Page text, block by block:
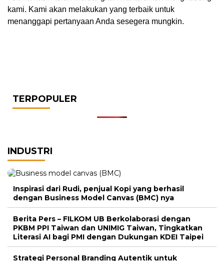
kami. Kami akan melakukan yang terbaik untuk
menanggapi pertanyaan Anda sesegera mungkin.
TERPOPULER
INDUSTRI
Inspirasi dari Rudi, penjual Kopi yang berhasil
dengan Business Model Canvas (BMC) nya
Berita Pers – FILKOM UB Berkolaborasi dengan
PKBM PPI Taiwan dan UNIMIG Taiwan, Tingkatkan
Literasi AI bagi PMI dengan Dukungan KDEI Taipei
Strategi Personal Branding Autentik untuk